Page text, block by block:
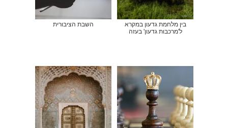
בין מלחמת גדעון במקרא
ל'מרכבות גדעון' בעזה
השבת הציבורית